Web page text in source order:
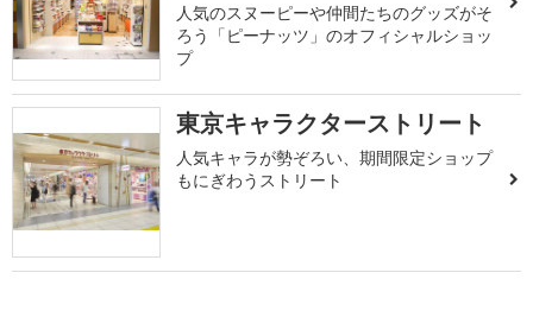
人気のスヌーピーや仲間たちのグッズがそ
ろう「ピーナッツ」のオフィシャルショッ
プ
東京キャラクターストリート
人気キャラが勢ぞろい、期間限定ショップ
もにぎわうストリート